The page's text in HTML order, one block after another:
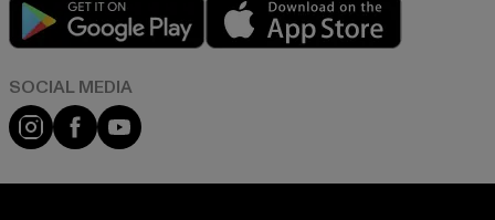
Play market
Instagram
FacebookYouTube